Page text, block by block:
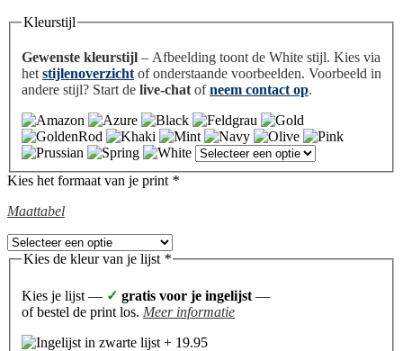
Kleurstijl
Gewenste kleurstijl – Afbeelding toont de White stijl. Kies via
het stijlenoverzicht of onderstaande voorbeelden. Voorbeeld in
andere stijl? Start de live-chat ofneem contact op.
Kies het formaat van je print *
Maattabel
Kies de kleur van je lijst *
Kies je lijst — ✓ gratis voor je ingelijst —
of bestel de print los. Meer informatie